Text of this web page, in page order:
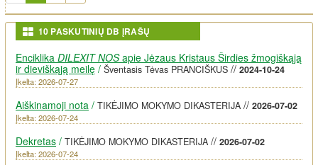
10 PASKUTINIŲ DB ĮRAŠŲ
Enciklika DILEXIT NOSapie Jėzaus Kristaus Širdies žmogiškąją
ir dieviškąją meilę / Šventasis Tėvas PRANCIŠKUS // 2024-10-24
Įkelta: 2026-07-27
Aiškinamoji nota / TIKĖJIMO MOKYMO DIKASTERIJA // 2026-07-02
Įkelta: 2026-07-24
Dekretas / TIKĖJIMO MOKYMO DIKASTERIJA // 2026-07-02
Įkelta: 2026-07-24